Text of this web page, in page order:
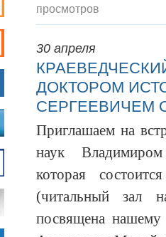
просмотров
30 апреля
ДОКТОРОМ
СЕРГЕЕВИЧЕМ
Приглашаем на
наук
которая
(читальный зал
посвящена